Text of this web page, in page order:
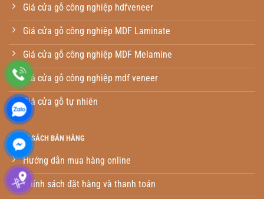
Giá cửa gỗ công nghiệp hdfveneer
Giá cửa gỗ công nghiệp MDF Laminate
Giá cửa gỗ công nghiệp MDF Melamine
Giá cửa gỗ công nghiệp mdf veneer
Giá cửa gỗ tự nhiên
CHÍNH SÁCH BÁN HÀNG
Hướng dẫn mua hàng online
Chính sách đặt hàng và thanh toán